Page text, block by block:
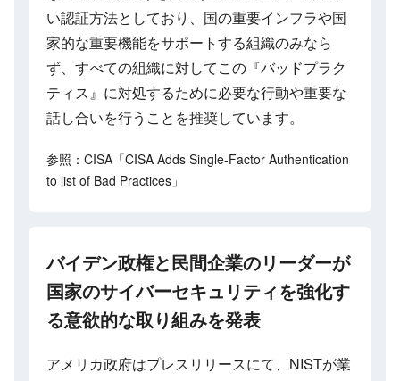
い認証方法としており、国の重要インフラや国
家的な重要機能をサポートする組織のみなら
ず、すべての組織に対してこの『バッドプラク
ティス』に対処するために必要な行動や重要な
話し合いを行うことを推奨しています。
参照：CISA「CISA Adds Single-Factor Authentication
to list of Bad Practices」
バイデン政権と民間企業のリーダーが
国家のサイバーセキュリティを強化す
る意欲的な取り組みを発表
アメリカ政府はプレスリリースにて、NISTが業